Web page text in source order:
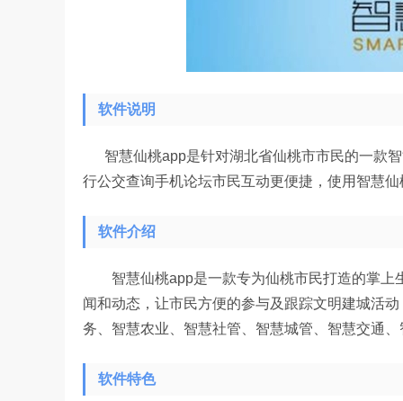
软件说明
智慧仙桃app是针对湖北省仙桃市市民的一款
行公交查询手机论坛市民互动更便捷，使用智慧
软件介绍
智慧仙桃app是一款专为仙桃市民打造的掌上
闻和动态，让市民方便的参与及跟踪文明建城活
务、智慧农业、智慧社管、智慧城管、智慧交通
软件特色